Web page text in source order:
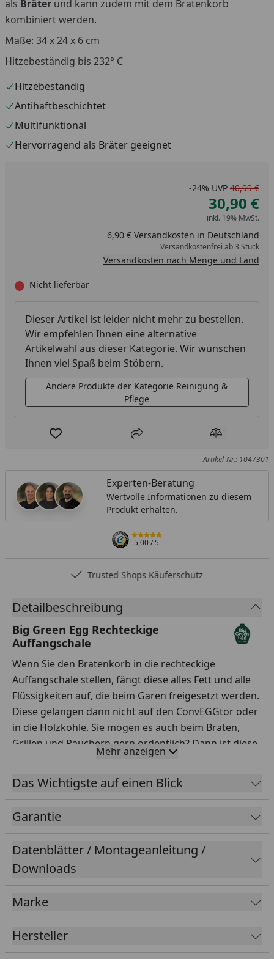
als Bräter und kann zudem mit dem Bratenkorb
kombiniert werden.
Maße: 34 x 24 x 6 cm
Hitzebeständig bis 232° C
Hitzebeständig
Antihaftbeschichtet
Multifunktional
Hervorragend als Bräter geeignet
-24% UVP 40,99 €
30,90 €
inkl. 19% MwSt.
6,90 € Versandkosten in Deutschland
Versandkostenfrei ab 3 Stück
Versandkosten nach Menge und Land
Nicht lieferbar
Dieser Artikel ist leider nicht mehr zu bestellen.
Wir empfehlen Ihnen eine alternative
Artikelwahl aus dieser Kategorie. Wir wünschen
Ihnen viel Spaß beim Stöbern.
Andere Produkte der Kategorie Reinigung &
Pflege
Produkt zur Wunschliste hinzufügen
Teilen Produkt
Artikel-Nr.: 1047301
Experten-Beratung
Wertvolle Informationen zu diesem
Produkt erhalten.
5,00/ 5
Trusted Shops Käuferschutz
Detailbeschreibung
Big Green Egg Rechteckige
Auffangschale
Wenn Sie den Bratenkorb in die rechteckige
Auffangschale stellen, fängt diese alles Fett und alle
Flüssigkeiten auf, die beim Garen freigesetzt werden.
Diese gelangen dann nicht auf den ConvEGGtor oder
in die Holzkohle. Sie mögen es auch beim Braten,
Grillen und Räuchern gern ordentlich? Dann ist diese
, 35 x 26 cm großeAuffangschale
perfekter Partner!
Mehr anzeigen
Das Wichtigste auf einen Blick
Garantie
Datenblätter / Montageanleitung /
Downloads
Marke
Hersteller